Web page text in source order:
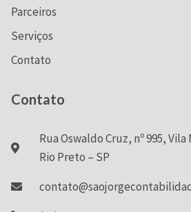
Parceiros
Serviços
Contato
Contato
Rua Oswaldo Cruz, nº 995,
Rio Preto – SP